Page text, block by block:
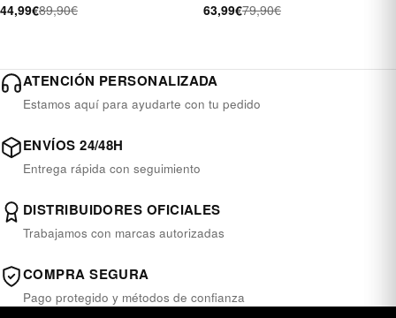
44,99€89,90€
63,99€79,90€
ATENCIÓN PERSONALIZADA
Estamos aquí para ayudarte con tu pedido
ENVÍOS 24/48H
Entrega rápida con seguimiento
DISTRIBUIDORES OFICIALES
Trabajamos con marcas autorizadas
COMPRA SEGURA
Pago protegido y métodos de confianza